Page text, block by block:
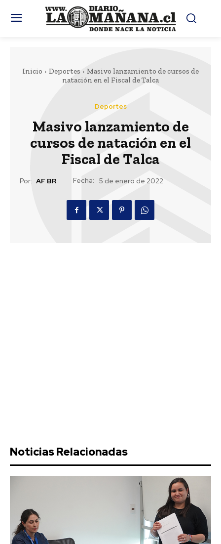
Inicio Deportes
Masivo lanzamiento de cursos de
natación en el Fiscal de Talca
Deportes
Masivo lanzamiento de
cursos de natación en el
Fiscal de Talca
Por: AF BR Fecha: 5 de enero de 2022
Noticias Relacionadas